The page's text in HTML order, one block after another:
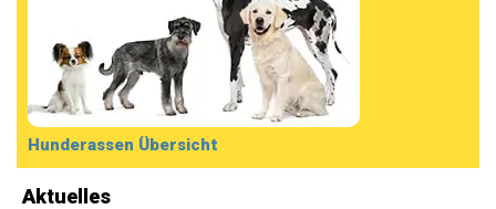
Hunderassen Übersicht
Aktuelles